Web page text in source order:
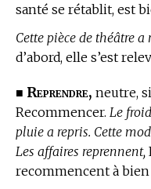
santé se rétablit, est
Cette pièce de théâtre a
d’abord, elle s’est
■ Reprendre, neutre,
Recommencer. Le
pluie a repris. Cette
Les affaires reprennent,
recommencent à bien